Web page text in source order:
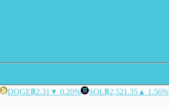
DOGE฿2.31 ▼ 0.20% SOL฿2,521.35 ▲ 1.56%